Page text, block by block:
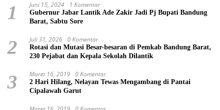
1 Juni 15, 2024 1 Komentar
Gubernur Jabar Lantik Ade Zakir Jadi Pj Bupati Bandung
Barat, Sabtu Sore
2 Juli 31, 2026 0 Komentar
Rotasi dan Mutasi Besar-besaran di Pemkab Bandung Barat,
230 Pejabat dan Kepala Sekolah Dilantik
3 Maret 16, 2019 0 Komentar
2 Hari Hilang, Nelayan Tewas Mengambang di Pantai
Cipalawah Garut